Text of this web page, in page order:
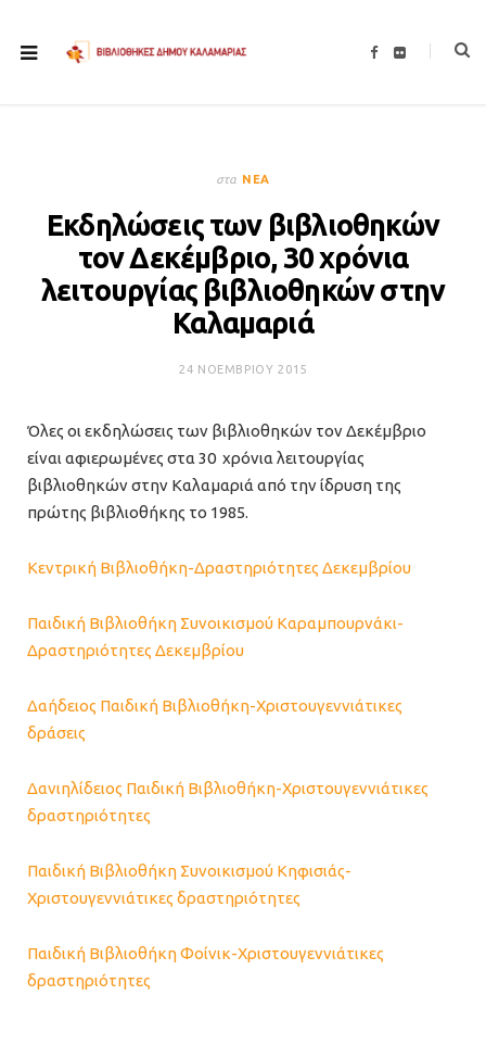
F
F
στα ΝΈΑ
Εκδηλώσεις των βιβλιοθηκών
τον Δεκέμβριο, 30 χρόνια
λειτουργίας βιβλιοθηκών στην
Καλαμαριά
24 ΝΟΕΜΒΡΊΟΥ 2015
Όλες οι εκδηλώσεις των βιβλιοθηκών τον Δεκέμβριο
είναι αφιερωμένες στα 30 χρόνια λειτουργίας
βιβλιοθηκών στην Καλαμαριά από την ίδρυση της
πρώτης βιβλιοθήκης το 1985.
Κεντρική Βιβλιοθήκη-Δραστηριότητες Δεκεμβρίου
Παιδική Βιβλιοθήκη Συνοικισμού Καραμπουρνάκι-
Δραστηριότητες Δεκεμβρίου
Δαήδειος Παιδική Βιβλιοθήκη-Χριστουγεννιάτικες
δράσεις
Δανιηλίδειος Παιδική Βιβλιοθήκη-Χριστουγεννιάτικες
δραστηριότητες
Παιδική Βιβλιοθήκη Συνοικισμού Κηφισιάς-
Χριστουγεννιάτικες δραστηριότητες
Παιδική Βιβλιοθήκη Φοίνικ-Χριστουγεννιάτικες
δραστηριότητες